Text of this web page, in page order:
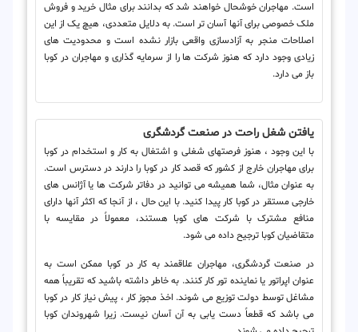
است. مهاجران خوشحال خواهند شد که بدانند برای مثال خرید و فروش
ملک خصوصی برای آنها آسان تر است. به دلایل متعددی، هیچ یک از این
اصلاحات منجر به آزادسازی واقعی بازار نشده است و محدودیت های
زیادی وجود دارد که هنوز شرکت ها را از سرمایه گذاری و مهاجران در کوبا
باز می دارد.
یافتن شغل راحت در صنعت گردشگری
با این وجود ، هنوز فرصتهای شغلی و اشتغال به کار و استخدام در کوبا
برای مهاجران خارج از کشور که قصد کار در کوبا را دارند در دسترس است.
به عنوان مثال، شما همیشه می توانید در دفاتر شرکت ها یا آژانس های
خارجی مستقر در کوبا کار پیدا کنید. با این حال ، از آنجا که اکثر آنها دارای
منافع مشترک با شرکت های کوبا هستند، معمولاً در مقایسه با
متقاضیان کوبا ترجیح داده می شود.
در صنعت گردشگری، مهاجران علاقمند به کار در کوبا ممکن است به
عنوان اپراتور یا نماینده تور کار کنند. به خاطر داشته باشید که تقریباً همه
مشاغل توسط دولت توزیع می شوند. اخذ مجوز کار ، پیش نیاز کار در کوبا
می باشد که قطعاً دست یابی به آن آسان نیست. زیرا شهروندان کوبا